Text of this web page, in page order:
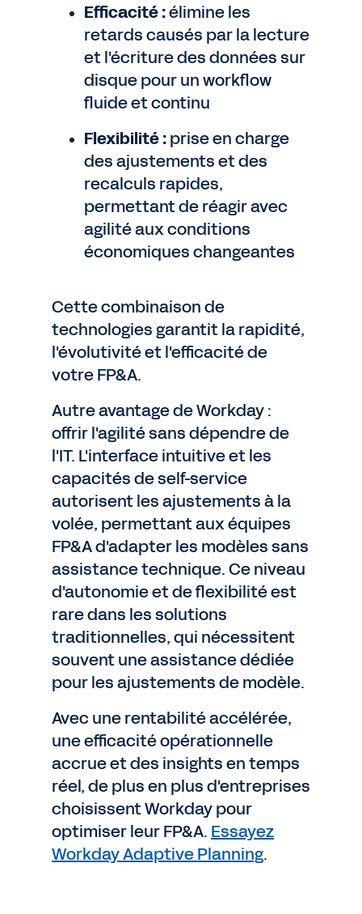
Efficacité :élimine les
retards causés par la lecture
et l'écriture des données sur
disque pour un workflow
fluide et continu
Flexibilité :prise en charge
des ajustements et des
recalculs rapides,
permettant de réagir avec
agilité aux conditions
économiques changeantes
Cette combinaison de
technologies garantit la rapidité,
l'évolutivité et l'efficacité de
votre FP&A.
Autre avantage de Workday :
offrir l'agilité sans dépendre de
l'IT. L'interface intuitive et les
capacités de self-service
autorisent les ajustements à la
volée, permettant aux équipes
FP&A d'adapter les modèles sans
assistance technique. Ce niveau
d'autonomie et de flexibilité est
rare dans les solutions
traditionnelles, qui nécessitent
souvent une assistance dédiée
pour les ajustements de modèle.
Avec une rentabilité accélérée,
une efficacité opérationnelle
accrue et des insights en temps
réel, de plus en plus d'entreprises
choisissent Workday pour
optimiser leur FP&A. Essayez
Workday Adaptive Planning.